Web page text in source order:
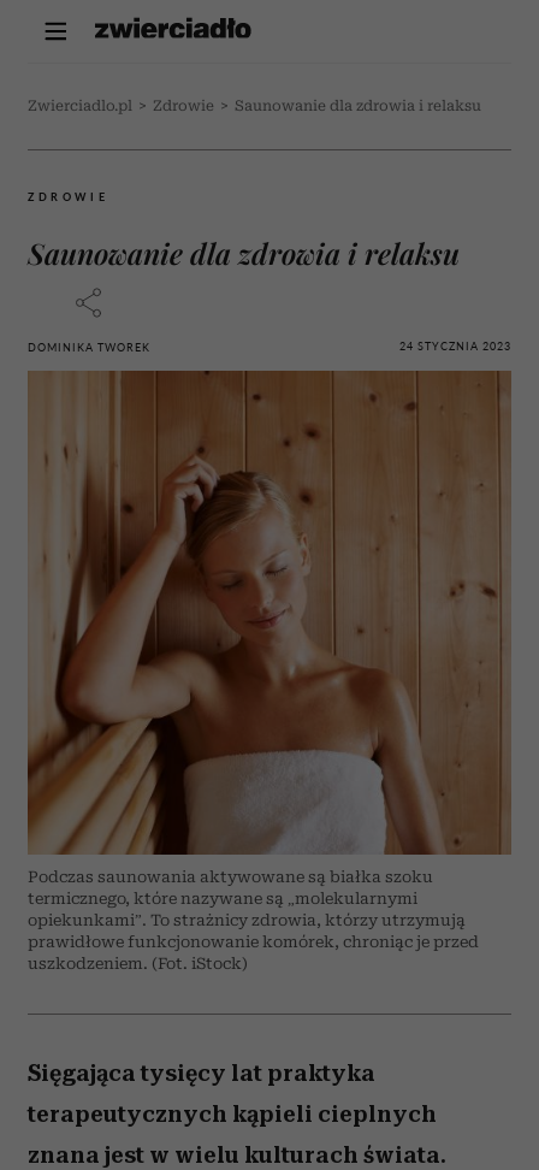
Zwierciadlo.pl > Zdrowie > Saunowanie dla zdrowia i relaksu
ZDROWIE
Saunowanie dla zdrowia i relaksu
DOMINIKA TWOREK 24 STYCZNIA 2023
Podczas saunowania aktywowane są białka szoku
termicznego, które nazywane są „molekularnymi
opiekunkami”. To strażnicy zdrowia, którzy utrzymują
prawidłowe funkcjonowanie komórek, chroniąc je przed
uszkodzeniem. (Fot. iStock)
Sięgająca tysięcy lat praktyka
terapeutycznych kąpieli cieplnych
znana jest w wielu kulturach świata.